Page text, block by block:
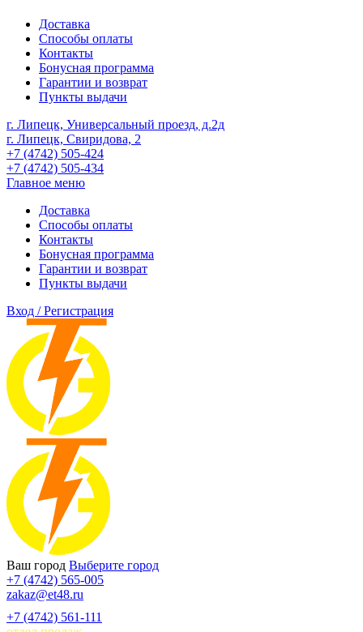
Доставка
Способы оплаты
Контакты
Бонусная программа
Гарантии и возврат
Пункты выдачи
г. Липецк, Универсальный проезд, д.2д
г. Липецк, Свиридова, 2
+7 (4742) 505-424
+7 (4742) 505-434
Главное меню
Доставка
Способы оплаты
Контакты
Бонусная программа
Гарантии и возврат
Пункты выдачи
Вход / Регистрация
Ваш город Выберите город
+7 (4742) 565-005
zakaz@et48.ru
+7 (4742) 561-111